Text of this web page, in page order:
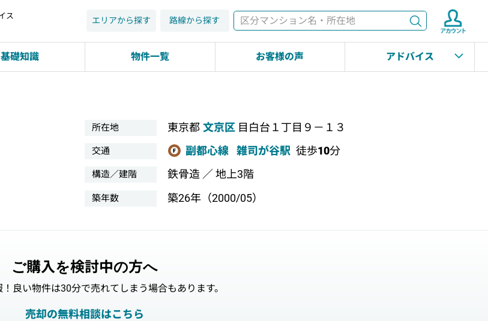
ス 検索
エリアから探す 路線から探す
基礎知識 物件一覧 お客様の声 アドバイス
所在地 東京都 文京区 目白台１丁目９－１３
交通 副都心線 雑司が谷駅 徒歩10分
構造／建階 鉄骨造 ／ 地上3階
築年数 築26年（2000/05）
ご購入を検討中の方へ
良い物件は30分で売れてしまう場合もあります。
売却の無料相談はこちら